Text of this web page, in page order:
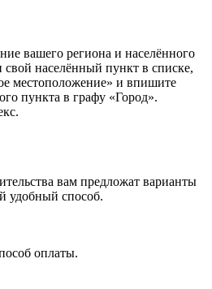
вашего региона и населённого
населённый пункт в списке,
местоположение» и впишите
пункта в графу «Город».
вам предложат варианты
удобный способ.
оплаты.